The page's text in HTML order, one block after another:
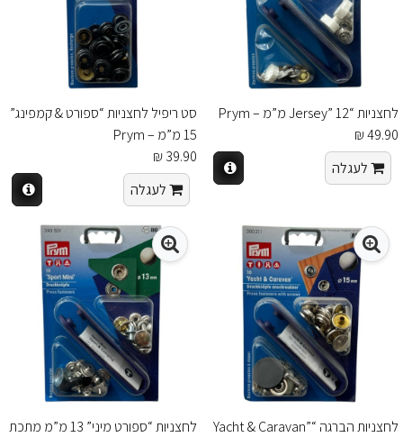
לחצניות “Jersey” 12 מ”מ – Prym
49.90 ₪
לעגלה
סט ריפיל לחצניות “ספורט & קמפינג”
15 מ”מ – Prym
39.90 ₪
לעגלה
לחצניות הברגה “Yacht & Caravan” לחצניות “ספורט מיני” 13 מ”מ מתכת